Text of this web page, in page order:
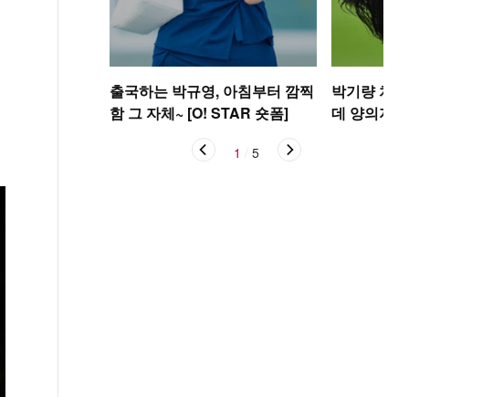
출국하는 박규영, 아침부터 깜찍
함 그 자체~ [O! STAR 숏폼]
박기량 치어리더, 자려고
데 양의지 [O! SPORTS
1 5